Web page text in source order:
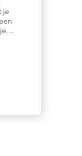
je
...